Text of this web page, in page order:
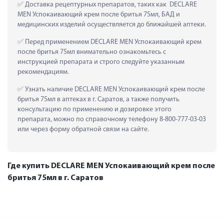
Доставка рецептурных препаратов, таких как  DECLARE
MEN Успокаивающий крем после бритья 75мл, БАД и
медицинских изделий осуществляется до ближайшей аптеки.
Перед применением DECLARE MEN Успокаивающий крем
после бритья 75мл внимательно ознакомьтесь с
инструкцией препарата и строго следуйте указанным
рекомендациям.
Узнать наличие DECLARE MEN Успокаивающий крем после
бритья 75мл в аптеках в г. Саратов, а также получить
консультацию по применению и дозировке этого
препарата, можно по справочному телефону 8-800-777-03-03
или через форму обратной связи на сайте.
Где купить DECLARE MEN Успокаивающий крем после
бритья 75мл в г. Саратов